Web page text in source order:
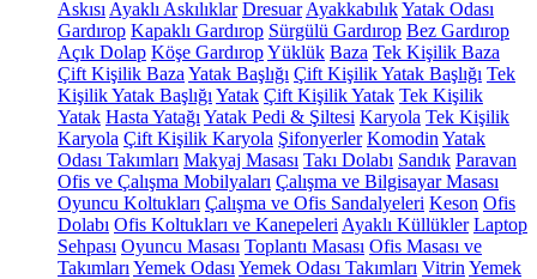
Askısı Ayaklı Askılıklar Dresuar AyakkabılıkYatak Odası
Gardırop Kapaklı Gardırop Sürgülü Gardırop Bez Gardırop
Açık Dolap Köşe GardıropYüklük Baza Tek Kişilik Baza
Çift Kişilik Baza Yatak Başlığı Çift Kişilik Yatak Başlığı Tek
Kişilik Yatak Başlığı Yatak Çift Kişilik Yatak Tek Kişilik
Yatak Hasta Yatağı Yatak Pedi & Şiltesi Karyola Tek Kişilik
Karyola Çift Kişilik Karyola Şifonyerler Komodin Yatak
Odası Takımları Makyaj Masası Takı Dolabı Sandık Paravan
Ofis ve Çalışma Mobilyaları Çalışma ve Bilgisayar Masası
Oyuncu Koltukları Çalışma ve Ofis Sandalyeleri Keson Ofis
Dolabı Ofis Koltukları ve Kanepeleri Ayaklı Küllükler Laptop
Sehpası Oyuncu Masası Toplantı Masası Ofis Masası ve
Takımları Yemek Odası Yemek Odası Takımları Vitrin Yemek